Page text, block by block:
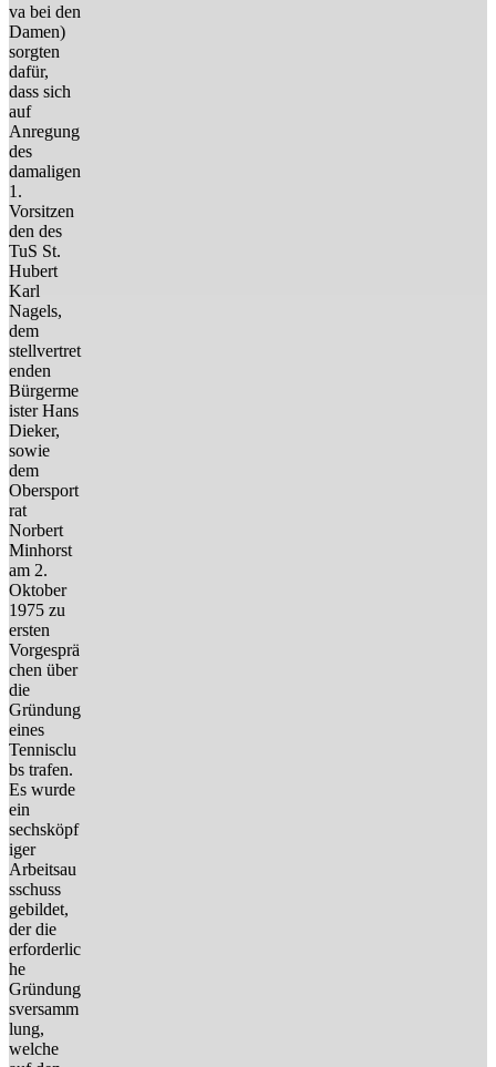
va bei den
Damen)
sorgten
dafür,
dass sich
auf
Anregung
des
damaligen
1.
Vorsitzen
den des
TuS St.
Hubert
Karl
Nagels,
dem
stellvertret
enden
Bürgerme
ister Hans
Dieker,
sowie
dem
Obersport
rat
Norbert
Minhorst
am 2.
Oktober
1975 zu
ersten
Vorgesprä
chen über
die
Gründung
eines
Tennisclu
bs trafen.
Es wurde
ein
sechsköpf
iger
Arbeitsau
sschuss
gebildet,
der die
erforderlic
he
Gründung
sversamm
lung,
welche